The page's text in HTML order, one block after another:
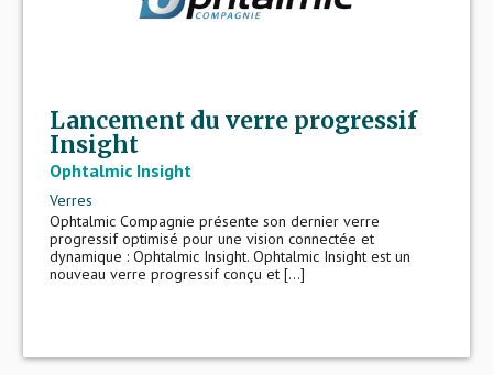
Lancement du verre progressif
Insight
Ophtalmic Insight
Verres
Ophtalmic Compagnie présente son dernier verre
progressif optimisé pour une vision connectée et
dynamique : Ophtalmic Insight. Ophtalmic Insight est un
nouveau verre progressif conçu et [...]